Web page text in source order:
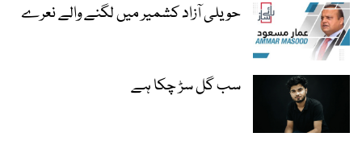
حویلی آزاد کشمیر میں لگنے والے نعرے
سب گل سڑ چکا ہے